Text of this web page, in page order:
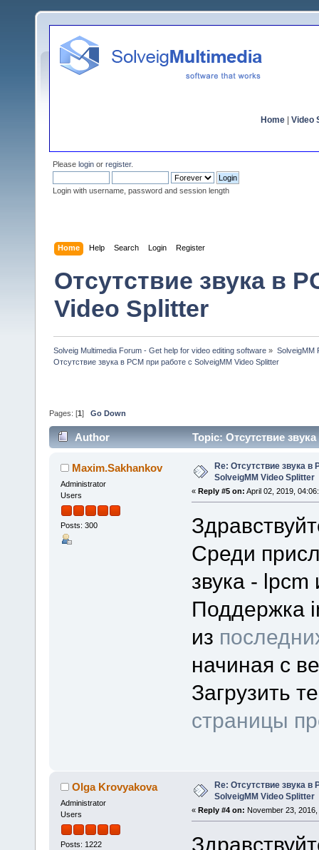
Home Video
Please login or register.
Login with username, password and session length
Home Help Search Login Register
Отсутствие звука в
Video Splitter
Solveig Multimedia Forum - Get help for video editing software » SolveigMM
Отсутствие звука в PCM при работе с SolveigMM Video Splitter
Pages: [1 ] Go Down
Author
Topic: Отсутствие
Maxim.Sakhankov
Administrator
Users
Posts: 300
Re: Отсутствие звука в
SolveigMM Video Splitter
« Reply #5 on: April 02, 2019,
Среди
звука -
Поддержка
из
начиная с
Загрузить
страницы
Olga Krovyakova
Administrator
Users
Posts: 1222
Re: Отсутствие звука в
SolveigMM Video Splitter
« Reply #4 on: November 23,